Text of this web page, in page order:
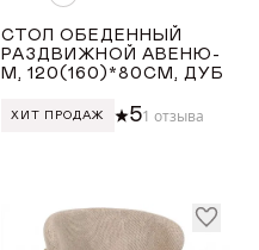
СТОЛ ОБЕДЕННЫЙ
РАЗДВИЖНОЙ АВЕНЮ-
М, 120(160)*80СМ, ДУБ
ХИТ ПРОДАЖ 51 отзыва